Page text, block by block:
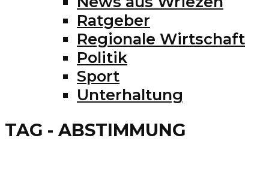
Ratgeber
Regionale Wirtschaft
Politik
Sport
Unterhaltung
TAG - ABSTIMMUNG